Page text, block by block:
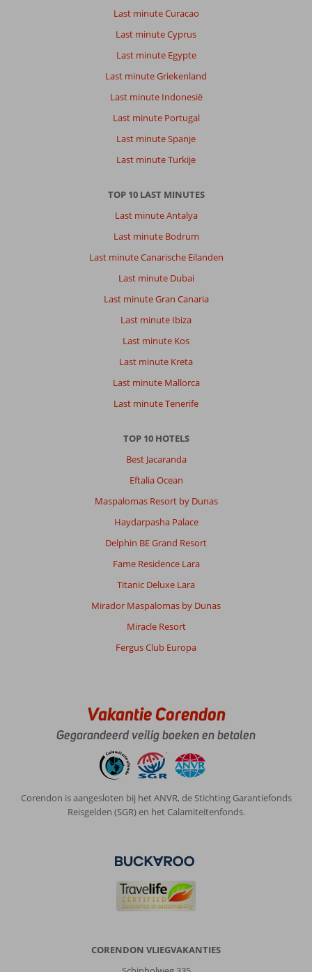
Last minute Curacao
Last minute Cyprus
Last minute Egypte
Last minute Griekenland
Last minute Indonesië
Last minute Portugal
Last minute Spanje
Last minute Turkije
TOP 10 LAST MINUTES
Last minute Antalya
Last minute Bodrum
Last minute Canarische Eilanden
Last minute Dubai
Last minute Gran Canaria
Last minute Ibiza
Last minute Kos
Last minute Kreta
Last minute Mallorca
Last minute Tenerife
TOP 10 HOTELS
Best Jacaranda
Eftalia Ocean
Maspalomas Resort by Dunas
Haydarpasha Palace
Delphin BE Grand Resort
Fame Residence Lara
Titanic Deluxe Lara
Mirador Maspalomas by Dunas
Miracle Resort
Fergus Club Europa
Vakantie Corendon
Gegarandeerd veilig boeken en betalen
Corendon is aangesloten bij het ANVR, de Stichting Garantiefonds
Reisgelden (SGR) en het Calamiteitenfonds.
CORENDON VLIEGVAKANTIES